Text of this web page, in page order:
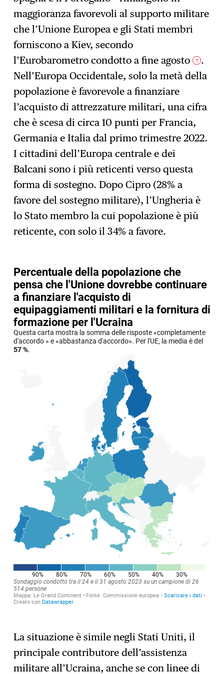
maggioranza favorevoli al supporto militare
che l’Unione Europea e gli Stati membri
forniscono a Kiev, secondo
l’Eurobarometro condotto a fine agosto 7 .
Nell’Europa Occidentale, solo la metà della
popolazione è favorevole a finanziare
l’acquisto di attrezzature militari, una cifra
che è scesa di circa 10 punti per Francia,
Germania e Italia dal primo trimestre 2022.
I cittadini dell’Europa centrale e dei
Balcani sono i più reticenti verso questa
forma di sostegno. Dopo Cipro (28% a
favore del sostegno militare), l’Ungheria è
lo Stato membro la cui popolazione è più
reticente, con solo il 34% a favore.
La situazione è simile negli Stati Uniti, il
principale contributore dell’assistenza
militare all’Ucraina, anche se con linee di